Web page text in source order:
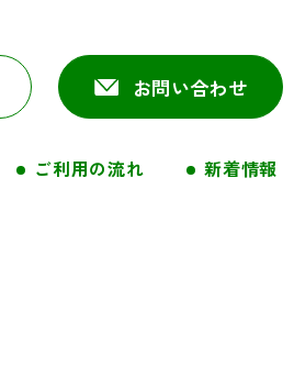
ご利用の流れ 新着情報
お問い合わせ